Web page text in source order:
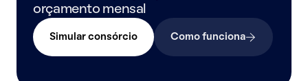
orçamento mensal
Simular consórcio Como funciona